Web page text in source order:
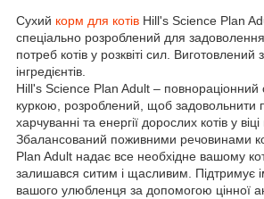
Сухий корм для котів Hill's Science Plan
спеціально розроблений для
потреб котів у розквіті сил.
інгредієнтів.
Hill's Science Plan Adult – повнораціонний
куркою, розроблений, щоб задовольнити
харчуванні та енергії дорослих котів у
Збалансований поживними речовинами
Plan Adult надає все необхідне вашому
залишався ситим і щасливим. Підтримує
вашого улюбленця за допомогою цінної